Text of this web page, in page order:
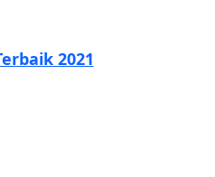
2021